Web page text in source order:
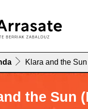
Klara and the
the Sun